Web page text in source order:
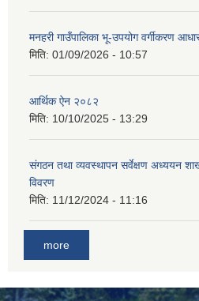
मनहरी गाउँपालिका भू-उपयोग वर्गीकरण
मिति: 01/09/2026 - 10:57
आर्थिक ऐन २०८२
मिति: 10/10/2025 - 13:29
संगठन तथा व्यवस्थापन सर्वेक्षण अध्ययन
विवरण
मिति: 11/12/2024 - 11:16
more